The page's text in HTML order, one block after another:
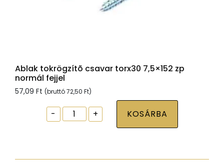
Ablak tokrögzítõ csavar torx30 7,5×152 zp
normál fejjel
57,09 Ft (bruttó72,50 Ft)
-
Ablak
tokrögzítõ
7,5x152
+ KOSÁRBA